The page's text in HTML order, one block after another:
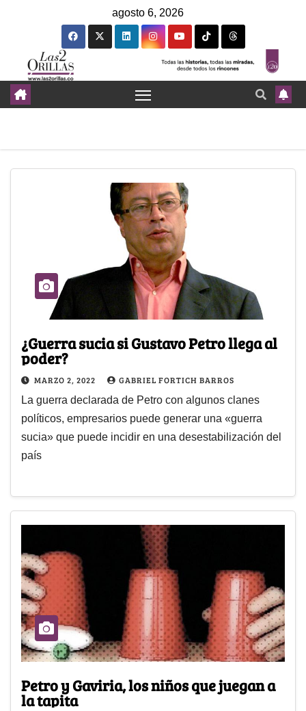
agosto 6, 2026
¿Guerra sucia si Gustavo Petro llega al
poder?
MARZO 2, 2022 GABRIEL FORTICH BARROS
La guerra declarada de Petro con algunos clanes
políticos, empresarios puede generar una «guerra
sucia» que puede incidir en una desestabilización del
país
Petro y Gaviria, los niños que juegan a
la tapita